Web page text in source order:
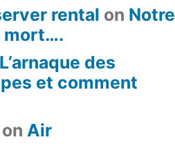
rental on Notre
mort….
L’arnaque des
et comment
onAir